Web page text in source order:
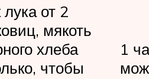
лука от 2
мякоть
хлеба
чтобы
1